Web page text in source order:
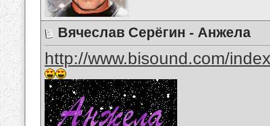
Вячеслав Серёгин - Анжела
http://www.bisound.com/